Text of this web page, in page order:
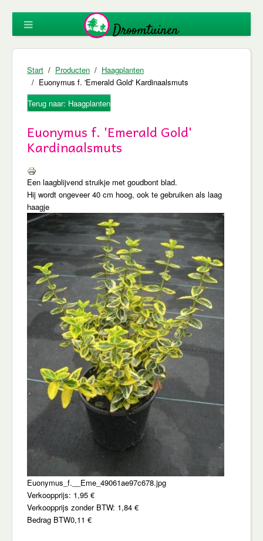
Start Producten
Haagplanten
Euonymus f. 'Emerald Gold' Kardinaalsmuts
Terug naar: Haagplanten
Euonymus f. 'Emerald Gold'
Kardinaalsmuts
Een laagblijvend struikje met goudbont blad.
Hij wordt ongeveer 40 cm hoog, ook te gebruiken als laag
haagje
Euonymus_f.__Eme_49061ae97c678.jpg
Verkoopprijs: 1,95 €
Verkoopprijs zonder BTW: 1,84 €
Bedrag BTW0,11 €